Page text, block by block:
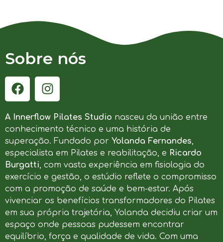
Sobre nós
A Innerflow Pilates Studio nasceu da união entre
conhecimento técnico e uma história de
superação. Fundado por Yolanda Fernandes,
especialista em Pilates e reabilitação, e Ricardo
Burgatti, com vasta experiência em fisiologia do
exercício e gestão, o estúdio reflete o compromisso
com a promoção de saúde e bem-estar. Após
vivenciar os benefícios transformadores do Pilates
em sua própria trajetória, Yolanda decidiu criar um
espaço onde pessoas pudessem encontrar
equilíbrio, força e qualidade de vida. Com uma